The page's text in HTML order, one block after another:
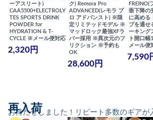
ーアスリート)
CAA5500+ELECTROLY
TES SPORTS DRINK
POWDER for
HYDRATION & T-
CYCLE ※メール便対応
2,320円
ク) Remora Pro
ADVANCED(レモラ プ
ロ アドバンスト) ※限
定リミテッドモデル ※
マッドロック最強XFラ
バー採用 ※異次元のフ
リクション ※予約も
OK
28,600円
垂下降の
に高める
プを通せ
ーキング
ト開口
メール便
7,590
お待たせしました！リピート多数のギアが
再入荷